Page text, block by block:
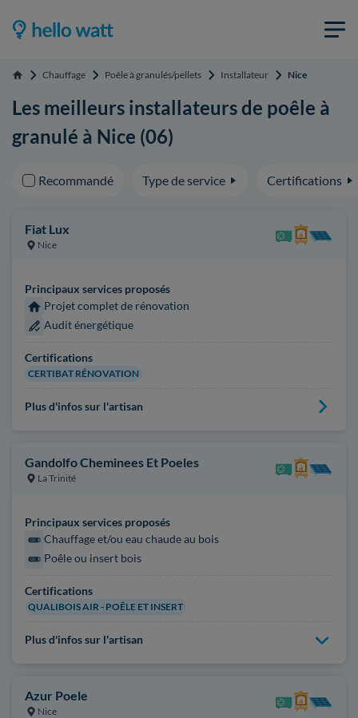
Accueil Chauffage Poêle à granulés/pellets Installateur Nice
Les meilleurs installateurs de poêle à
granulé à Nice (06)
Recommandé Type de service Certifications
Fiat Lux
Nice
Principaux services proposés
Projet complet de rénovation
Audit énergétique
Certifications
CERTIBAT RÉNOVATION
Plus d'infos sur l'artisan
Gandolfo Cheminees Et Poeles
La Trinité
Principaux services proposés
Chauffage et/ou eau chaude au bois
Poêle ou insert bois
Certifications
QUALIBOIS AIR - POÊLE ET INSERT
Plus d'infos sur l'artisan
Azur Poele
Nice